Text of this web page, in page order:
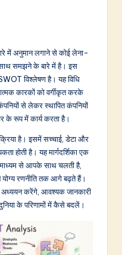
में अनुमान लगाने से कोई लेना-
साथ समझने के बारे में है। इस
विश्लेषण है। यह विधि
कारकों को वर्गीकृत करके
से लेकर स्थापित कंपनियों
के रूप में कार्य करता है।
है। इसमें सच्चाई, डेटा और
होती है। यह मार्गदर्शिका एक
से आपके साथ चलती है,
योग्य रणनीति तक आगे बढ़ते हैं।
करेंगे, आवश्यक जानकारी
के परिणामों में कैसे बदलें।